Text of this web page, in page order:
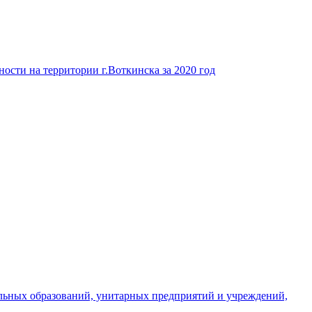
на территории г.Воткинска за 2020 год
образований, унитарных предприятий и учреждений,